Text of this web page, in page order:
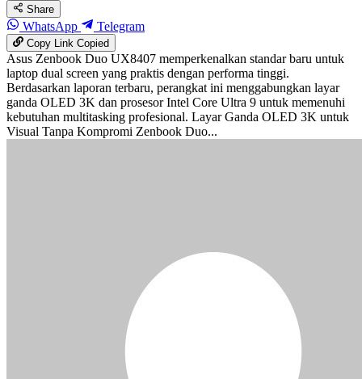
Share
WhatsApp Telegram
Copy LinkCopied
Asus Zenbook Duo UX8407 memperkenalkan standar baru untuk
laptop dual screen yang praktis dengan performa tinggi.
Berdasarkan laporan terbaru, perangkat ini menggabungkan layar
ganda OLED 3K dan prosesor Intel Core Ultra 9 untuk memenuhi
kebutuhan multitasking profesional. Layar Ganda OLED 3K untuk
Visual Tanpa Kompromi Zenbook Duo...